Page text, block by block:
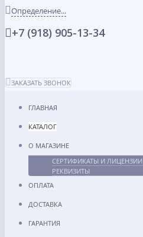
Определение...
+7 (918) 905-13-34
ЗАКАЗАТЬ ЗВОНОК
ГЛАВНАЯ
КАТАЛОГ
О МАГАЗИНЕ
СЕРТИФИКАТЫ И ЛИЦЕНЗИИ
РЕКВИЗИТЫ
ОПЛАТА
ДОСТАВКА
ГАРАНТИЯ